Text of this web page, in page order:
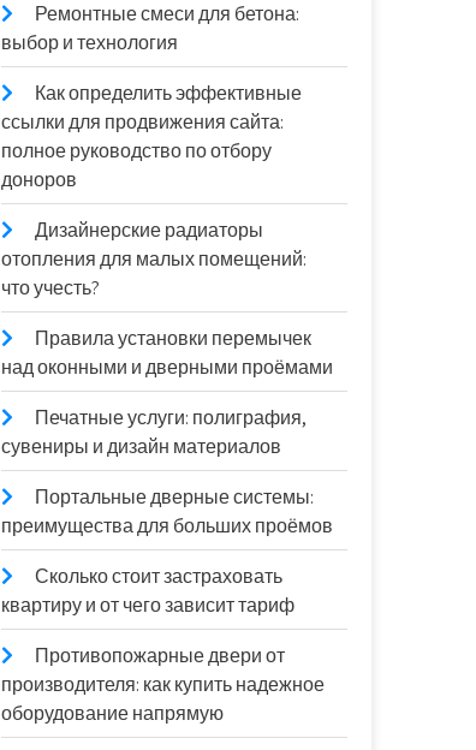
Ремонтные смеси для бетона:
выбор и технология
Как определить эффективные
ссылки для продвижения сайта:
полное руководство по отбору
доноров
Дизайнерские радиаторы
отопления для малых помещений:
что учесть?
Правила установки перемычек
над оконными и дверными проёмами
Печатные услуги: полиграфия,
сувениры и дизайн материалов
Портальные дверные системы:
преимущества для больших проёмов
Сколько стоит застраховать
квартиру и от чего зависит тариф
Противопожарные двери от
производителя: как купить надежное
оборудование напрямую